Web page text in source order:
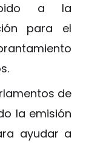
a la
para el
de
la emisión
ayudar a